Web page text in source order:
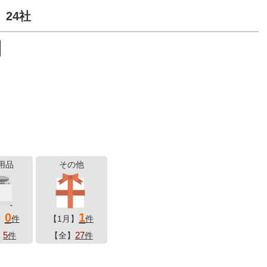
24社
品
0件
5件
その他
【1月】 1件
【全】 27件